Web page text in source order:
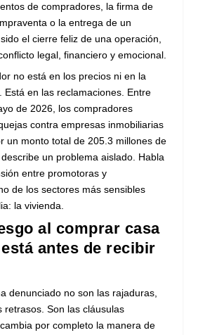
de compradores, la firma de
o la entrega de un
el cierre feliz de una operación,
legal, financiero y emocional.
no está en los precios ni en la
Está en las reclamaciones. Entre
de 2026, los compradores
contra empresas inmobiliarias
un monto total de 205.3 millones de
un problema aislado. Habla
entre promotoras y
de los sectores más sensibles
la vivienda.
al comprar casa
antes de recibir
denunciado no son las rajaduras,
retrasos. Son las cláusulas
por completo la manera de